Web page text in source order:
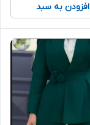
افزودن به سبد